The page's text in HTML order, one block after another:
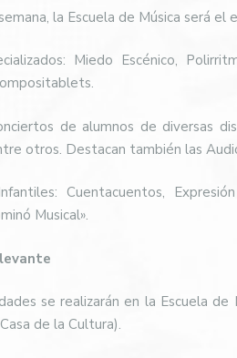
la Escuela de Música será
Miedo Escénico,
de alumnos de diversas
otros. Destacan también las
Cuentacuentos,
Musical».
se realizarán en la Escuela
de la Cultura).